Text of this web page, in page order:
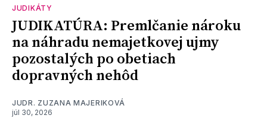
JUDIKÁTY
JUDIKATÚRA: Premlčanie nároku
na náhradu nemajetkovej ujmy
pozostalých po obetiach
dopravných nehôd
JUDR. ZUZANA MAJERIKOVÁ
júl 30, 2026